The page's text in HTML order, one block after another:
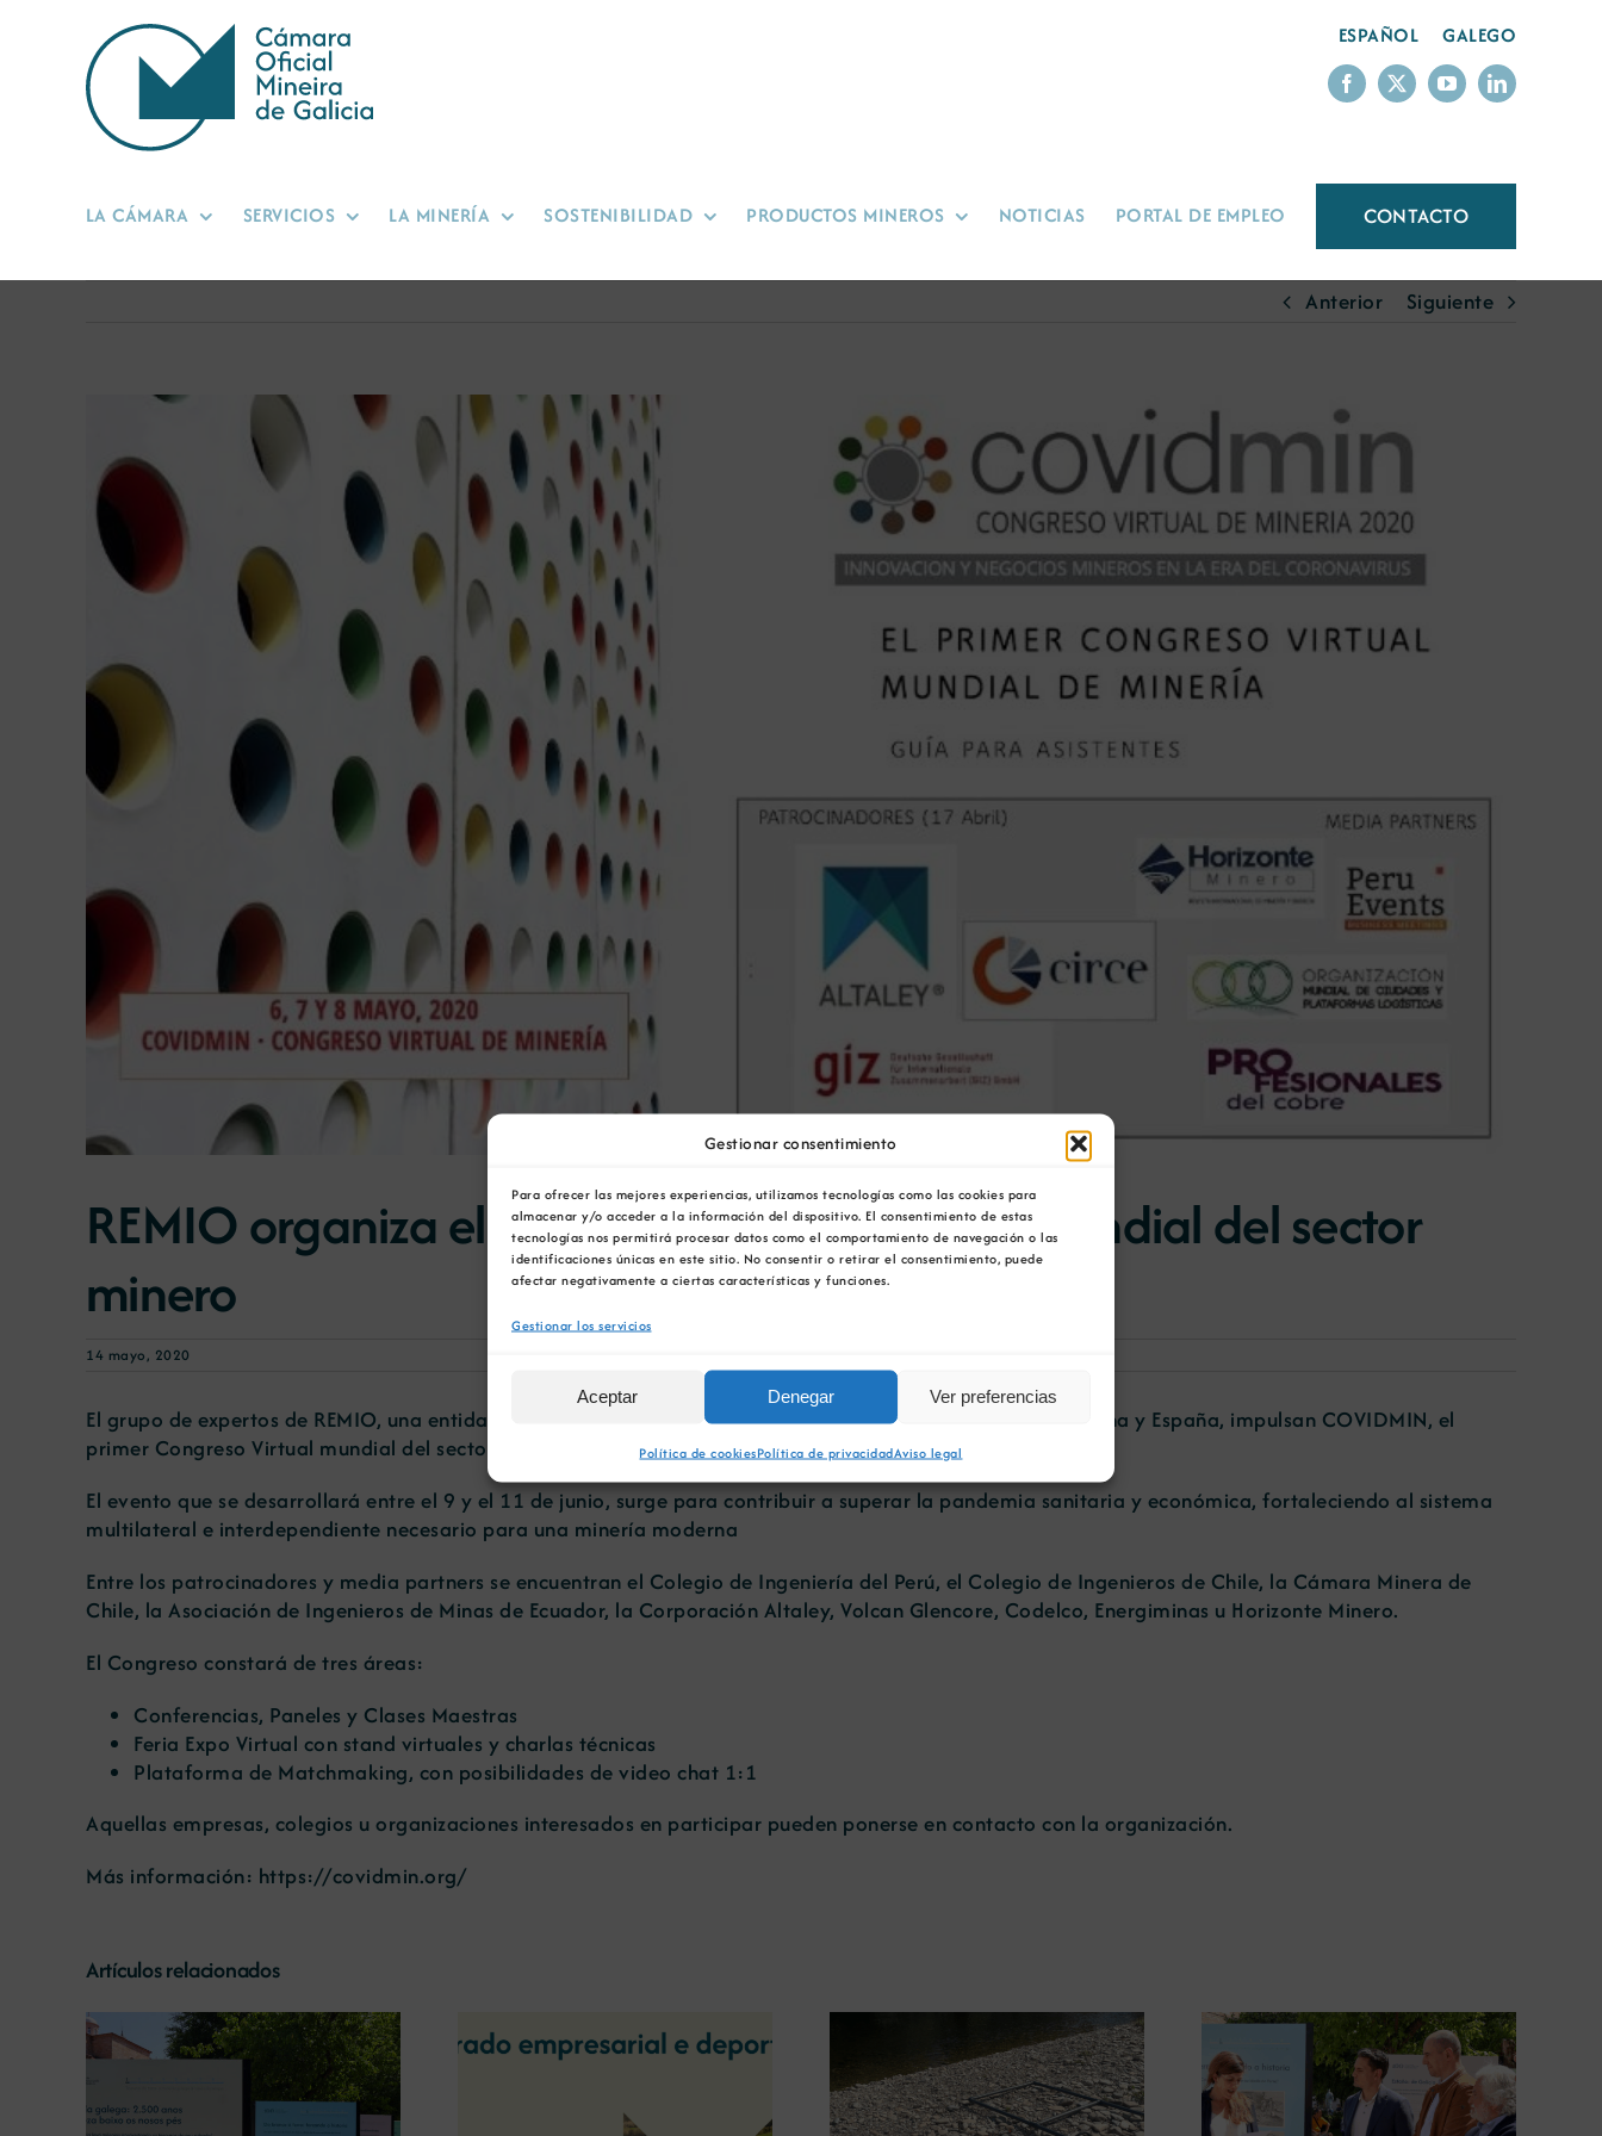
Gestionar consentimiento
Para ofrecer las mejores experiencias, utilizamos tecnologías como las cookies para
almacenar y/o acceder a la información del dispositivo. El consentimiento de estas
tecnologías nos permitirá procesar datos como el comportamiento de navegación o las
identificaciones únicas en este sitio. No consentir o retirar el consentimiento, puede
afectar negativamente a ciertas características y funciones.
Gestionar los servicios
Aceptar Denegar Ver preferencias
Política de cookiesPolítica de privacidadAviso legal
contenido
ESPAÑOL GALEGO
LA CÁMARA SERVICIOS LA MINERÍA SOSTENIBILIDAD PRODUCTOS MINEROS NOTICIAS PORTAL DE EMPLEO CONTACTO
Anterior Siguiente
más
grande
REMIO organiza el primer Congreso Virtual mundial del sector
minero
14 mayo, 2020
El grupo de expertos de REMIO, una entidad sin ánimo de lucro con presencia en México, Perú, Chile, Argentina y España, impulsan COVIDMIN, el
primer Congreso Virtual mundial del sector minero.
El evento que se desarrollará entre el 9 y el 11 de junio, surge para contribuir a superar la pandemia sanitaria y económica, fortaleciendo al sistema
multilateral e interdependiente necesario para una minería moderna
Entre los patrocinadores y media partners se encuentran el Colegio de Ingeniería del Perú, el Colegio de Ingenieros de Chile, la Cámara Minera de
Chile, la Asociación de Ingenieros de Minas de Ecuador, la Corporación Altaley, Volcan Glencore, Codelco, Energiminas u Horizonte Minero.
El Congreso constará de tres áreas:
Conferencias, Paneles y Clases Maestras
Feria Expo Virtual con stand virtuales y charlas técnicas
Plataforma de Matchmaking, con posibilidades de video chat 1:1
Aquellas empresas, colegios u organizaciones interesados en participar pueden ponerse en contacto con la organización.
Más información: https://covidmin.org/
Artículos relacionados
La COMG reúne a dos
líderes empresarias con
presentan las últimas
La COMG inaugura en